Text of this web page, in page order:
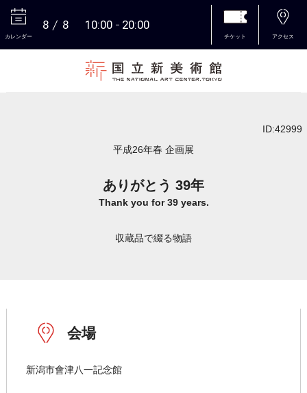
カレンダー
8 8 10:00 20:00
チケット アクセス
ID:42999
平成26年春 企画展
ありがとう 39年
Thank you for 39 years.
収蔵品で綴る物語
会場
新潟市會津八一記念館